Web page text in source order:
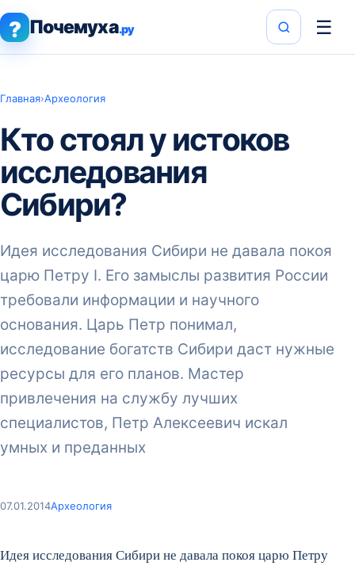
? Почемуха.ру ☰
Главная›Археология
Кто стоял у истоков
исследования
Сибири?
Идея исследования Сибири не давала покоя
царю Петру I. Его замыслы развития России
требовали информации и научного
основания. Царь Петр понимал,
исследование богатств Сибири даст нужные
ресурсы для его планов. Мастер
привлечения на службу лучших
специалистов, Петр Алексеевич искал
умных и преданных
07.01.2014Археология
Идея исследования Сибири не давала покоя царю Петру